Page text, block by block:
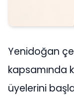
Yenidoğan
kapsamında
üyelerini